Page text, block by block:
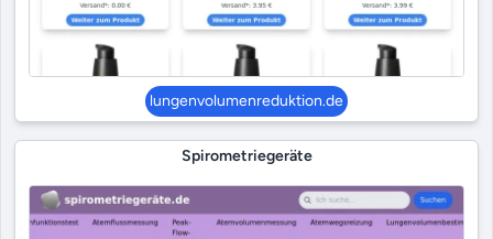
lungenvolumenreduktion.de
Spirometriegeräte